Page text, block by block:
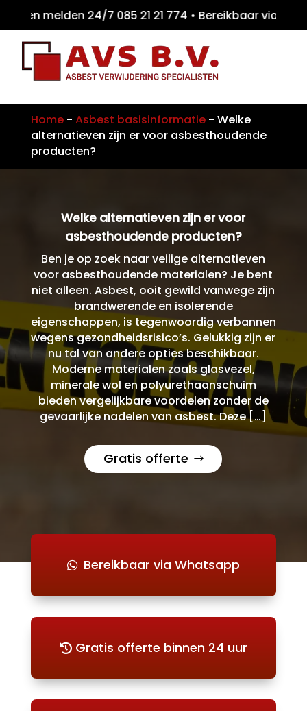
melden 24/7 085 21 21 774 •
Home- Asbest basisinformatie- Welke
alternatieven zijn er voor asbesthoudende
producten?
Welke alternatieven zijn er voor
asbesthoudende producten?
Ben je op zoek naar veilige alternatieven
voor asbesthoudende materialen? Je bent
niet alleen. Asbest, ooit gewild vanwege zijn
brandwerende en isolerende
eigenschappen, is tegenwoordig verbannen
wegens gezondheidsrisico’s. Gelukkig zijn er
nu tal van andere opties beschikbaar.
Moderne materialen zoals glasvezel,
minerale wol en polyurethaanschuim
bieden vergelijkbare voordelen zonder de
gevaarlijke nadelen van asbest. Deze […]
Gratis offerte
Bereikbaar via Whatsapp
Gratis offerte binnen 24 uur